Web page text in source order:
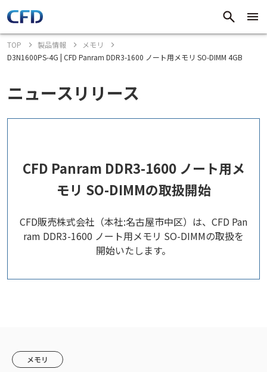
TOP 製品情報
メモリ
D3N1600PS-4G | CFD Panram DDR3-1600 ノート用メモリ SO-DIMM 4GB
ニュースリリース
CFD Panram DDR3-1600 ノート用メ
モリ SO-DIMMの取扱開始
CFD販売株式会社（本社:名古屋市中区）は、CFD Pan
ram DDR3-1600 ノート用メモリ SO-DIMMの取扱を
開始いたします。
メモリ